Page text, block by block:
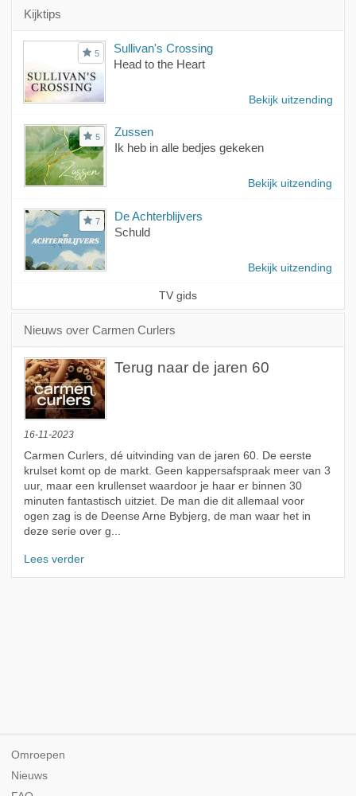
Kijktips
5
Sullivan's Crossing
Head to the Heart
Bekijk uitzending
5
Zussen
Ik heb in alle bedjes gekeken
Bekijk uitzending
7
De Achterblijvers
Schuld
Bekijk uitzending
TV gids
Nieuws over Carmen Curlers
Terug naar de jaren 60
16-11-2023
Carmen Curlers, dé uitvinding van de jaren 60. De eerste
krulset komt op de markt. Geen kappersafspraak meer van 3
uur, maar een krullenset waardoor je haar er binnen 30
minuten fantastisch uitziet. De man die dit allemaal voor
ogen zag is de Deense Arne Bybjerg, de man waar het in
deze serie over g...
Lees verder
Omroepen
Nieuws